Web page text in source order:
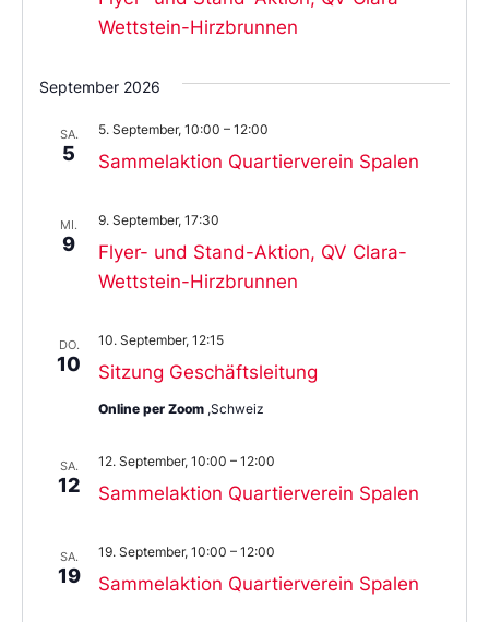
Wettstein-Hirzbrunnen
September 2026
SA.
5 Sammelaktion Quartierverein Spalen
5. September, 10:00 – 12:00
MI.
9
Flyer- und Stand-Aktion, QV Clara-
Wettstein-Hirzbrunnen
9. September, 17:30
DO.
10 Sitzung Geschäftsleitung
10. September, 12:15
Online per Zoom ,Schweiz
SA.
12 Sammelaktion Quartierverein Spalen
12. September, 10:00 – 12:00
SA.
19 Sammelaktion Quartierverein Spalen
19. September, 10:00 – 12:00